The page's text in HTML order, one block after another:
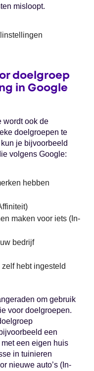
misloopt.
doelgroep
in Google
wordt ook de
doelgroepen te
je bijvoorbeeld
volgens Google:
hebben
maken voor iets (In-
bedrijf
hebt ingesteld
om gebruik
voor doelgroepen.
een
een eigen huis
in tuinieren
nieuwe auto’s (In-